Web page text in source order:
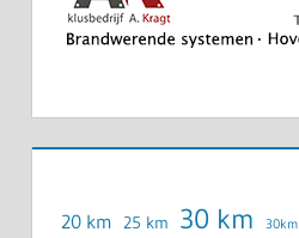
20 km 25 km 30 km 30km